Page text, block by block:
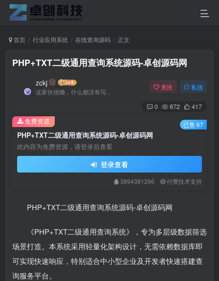
首页 行业应用系统 在线查询源码 正文
PHP+TXT二级通用查询系统源码-卓创源码网
zckj
这家伙很懒，什么都没有写...
关注 私信
0 872 417
PHP+TXT二级通用查询系统源码-卓创源码网
此内容为免费资源，请登录后查看
登录查看
3894381266 付费技术支持
免费资源 已售 67
PHP+TXT二级通用查询系统源码-卓创源码网
《PHP+TXT二级通用查询系统》，专为多层级数据筛选
场景打造。本系统采用轻量化架构设计，无需依赖数据库即
可实现快速响应，特别适合中小型企业及开发者快速搭建查
询服务平台。